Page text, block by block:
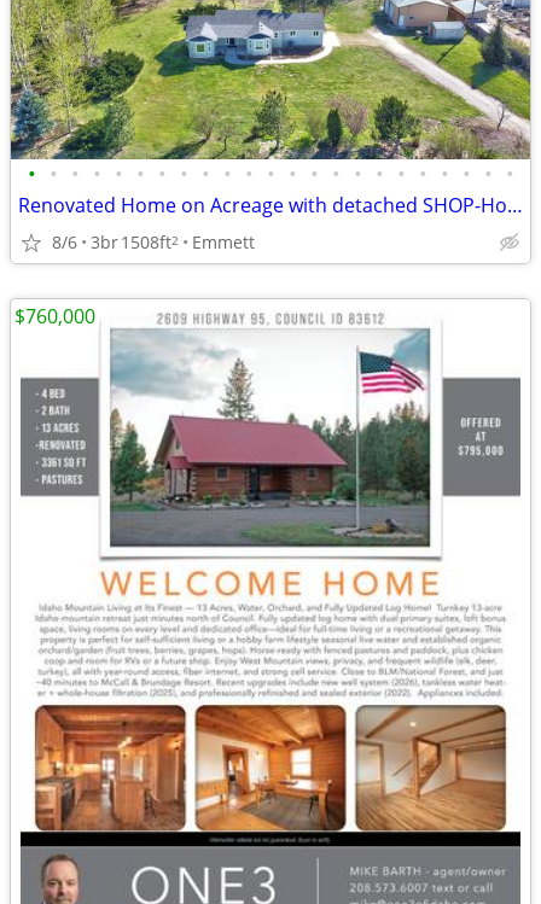
• • • • • • • • • • • • • • • • • • • • • • •
Renovated Home on Acreage with detached SHOP-Horse Ready!
8/6 3br1508ft2 Emmett
$760,000